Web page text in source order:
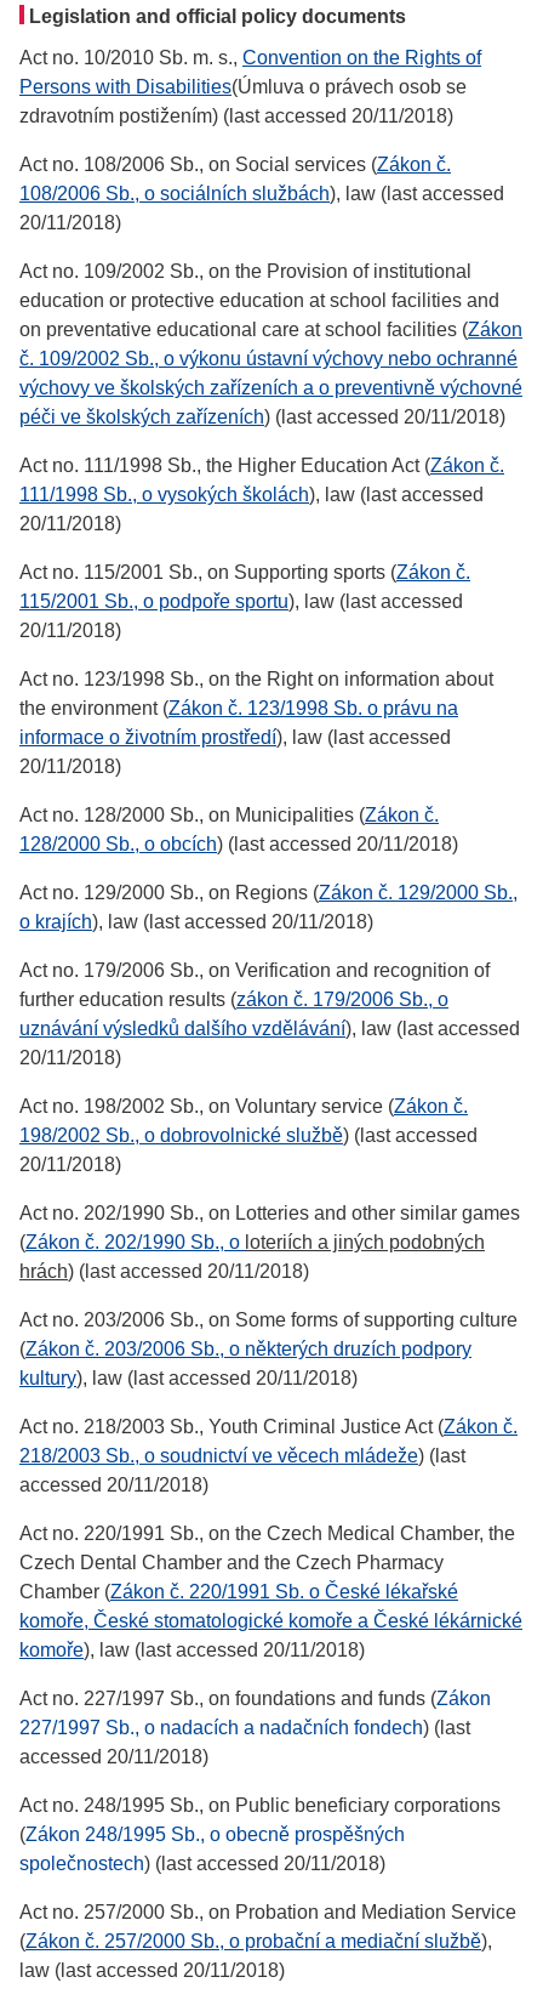
Legislation and official policy documents
Act no. 10/2010 Sb. m. s., Convention on the Rights of
Persons with Disabilities(Úmluva o právech osob se
zdravotním postižením) (last accessed 20/11/2018)
Act no. 108/2006 Sb., on Social services (Zákon č.
108/2006 Sb., o sociálních službách), law (last accessed
20/11/2018)
Act no. 109/2002 Sb., on the Provision of institutional
education or protective education at school facilities and
on preventative educational care at school facilities (Zákon
č. 109/2002 Sb., o výkonu ústavní výchovy nebo ochranné
výchovy ve školských zařízeních a o preventivně výchovné
péči ve školských zařízeních) (last accessed 20/11/2018)
Act no. 111/1998 Sb., the Higher Education Act (Zákon č.
111/1998 Sb., o vysokých školách), law (last accessed
20/11/2018)
Act no. 115/2001 Sb., on Supporting sports (Zákon č.
115/2001 Sb., o podpoře sportu), law (last accessed
20/11/2018)
Act no. 123/1998 Sb., on the Right on information about
the environment (Zákon č. 123/1998 Sb. o právu na
informace o životním prostředí), law (last accessed
20/11/2018)
Act no. 128/2000 Sb., on Municipalities (Zákon č.
128/2000 Sb., o obcích) (last accessed 20/11/2018)
Act no. 129/2000 Sb., on Regions (Zákon č. 129/2000 Sb.,
o krajích), law (last accessed 20/11/2018)
Act no. 179/2006 Sb., on Verification and recognition of
further education results (zákon č. 179/2006 Sb., o
uznávání výsledků dalšího vzdělávání), law (last accessed
20/11/2018)
Act no. 198/2002 Sb., on Voluntary service (Zákon č.
198/2002 Sb., o dobrovolnické službě) (last accessed
20/11/2018)
Act no. 202/1990 Sb., on Lotteries and other similar games
(Zákon č. 202/1990 Sb., o loteriích a jiných podobných
hrách) (last accessed 20/11/2018)
Act no. 203/2006 Sb., on Some forms of supporting culture
(Zákon č. 203/2006 Sb., o některých druzích podpory
kultury), law (last accessed 20/11/2018)
Act no. 218/2003 Sb., Youth Criminal Justice Act (Zákon č.
218/2003 Sb., o soudnictví ve věcech mládeže) (last
accessed 20/11/2018)
Act no. 220/1991 Sb., on the Czech Medical Chamber, the
Czech Dental Chamber and the Czech Pharmacy
Chamber (Zákon č. 220/1991 Sb. o České lékařské
komoře, České stomatologické komoře a České lékárnické
komoře), law (last accessed 20/11/2018)
Act no. 227/1997 Sb., on foundations and funds (Zákon
227/1997 Sb., o nadacích a nadačních fondech) (last
accessed 20/11/2018)
Act no. 248/1995 Sb., on Public beneficiary corporations
(Zákon 248/1995 Sb., o obecně prospěšných
společnostech) (last accessed 20/11/2018)
Act no. 257/2000 Sb., on Probation and Mediation Service
(Zákon č. 257/2000 Sb., o probační a mediační službě),
law (last accessed 20/11/2018)